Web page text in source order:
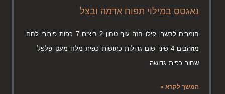
נאגטס במילוי תפוח אדמה ובצל
חומרים לבשר: קילו חזה עוף טחון 2 ביצים 7 כפות פירורי לחם
מוזהבים 4 שיני שום גדולות כתושות כפית מלח מעט פלפל
שחור כפית גדושה
המשך לקרא »